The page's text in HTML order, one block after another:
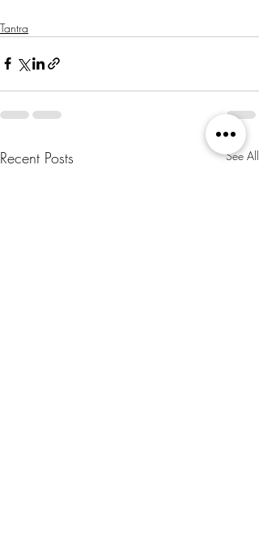
Tantra
Recent Posts See All